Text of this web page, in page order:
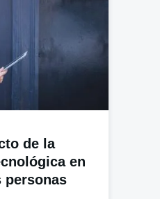
de la
en
personas